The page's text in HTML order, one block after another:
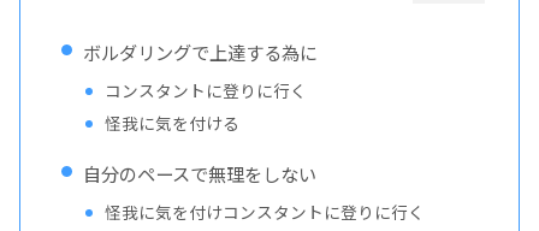
ボルダリングで上達する為に
コンスタントに登りに行く
怪我に気を付ける
自分のペースで無理をしない
怪我に気を付けコンスタントに登りに行く